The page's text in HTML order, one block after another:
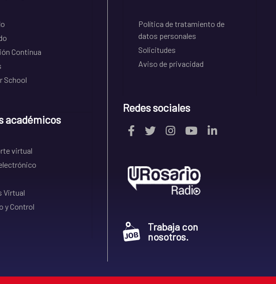
Continua
School
académicos
virtual
Virtual
y Control
Política de tratamiento de
datos personales
Solicitudes
Aviso de privacidad
Redes sociales
Trabaja con
nosotros.